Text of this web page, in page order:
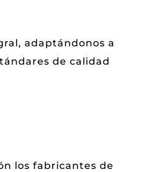
adaptándonos a
de calidad
los fabricantes de